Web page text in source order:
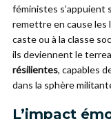
féministes s’appuient
remettre en cause les
caste ou à la classe
ils deviennent le
résilientes, capables
dans la sphère
L’impact